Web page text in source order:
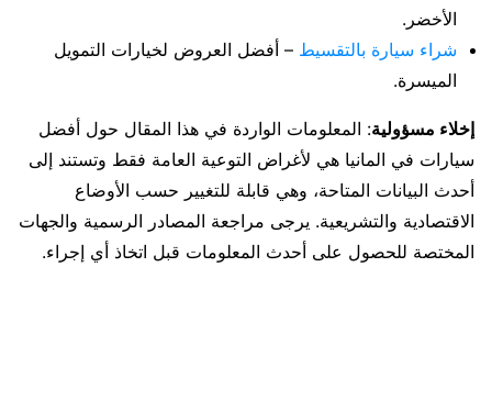
الأخضر.
شراء سيارة بالتقسيط – أفضل العروض لخيارات التمويل
الميسرة.
إخلاء مسؤولية: المعلومات الواردة في هذا المقال حول أفضل
سيارات في المانيا هي لأغراض التوعية العامة فقط وتستند إلى
أحدث البيانات المتاحة، وهي قابلة للتغيير حسب الأوضاع
الاقتصادية والتشريعية. يرجى مراجعة المصادر الرسمية والجهات
المختصة للحصول على أحدث المعلومات قبل اتخاذ أي إجراء.